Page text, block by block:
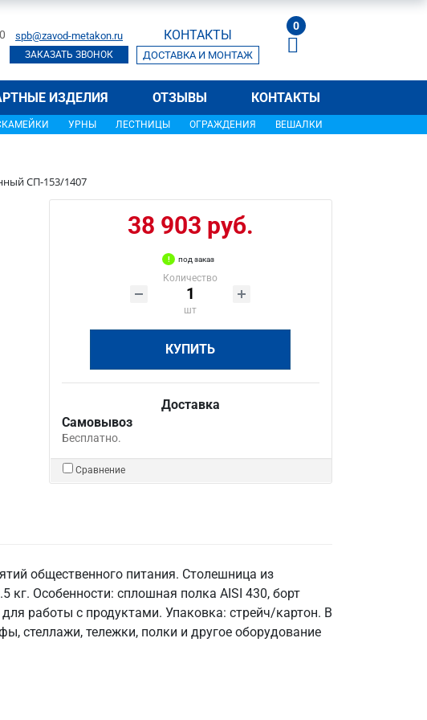
spb@zavod-metakon.ru
ЗАКАЗАТЬ ЗВОНОК
КОНТАКТЫ
ДОСТАВКА И МОНТАЖ
0
ИЗДЕЛИЯ ОТЗЫВЫ КОНТАКТЫ
УРНЫ ЛЕСТНИЦЫ ОГРАЖДЕНИЯ ВЕШАЛКИ
СП-153/1407
38 903 руб.
под заказ
Количество
шт
КУПИТЬ
Доставка
Самовывоз
Бесплатно.
Сравнение
общественного питания. Столешница из
Особенности: сплошная полка AISI 430, борт
работы с продуктами. Упаковка: стрейч/картон. В
стеллажи, тележки, полки и другое оборудование